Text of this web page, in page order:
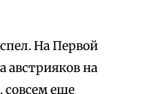
На Первой
австрияков на
еще